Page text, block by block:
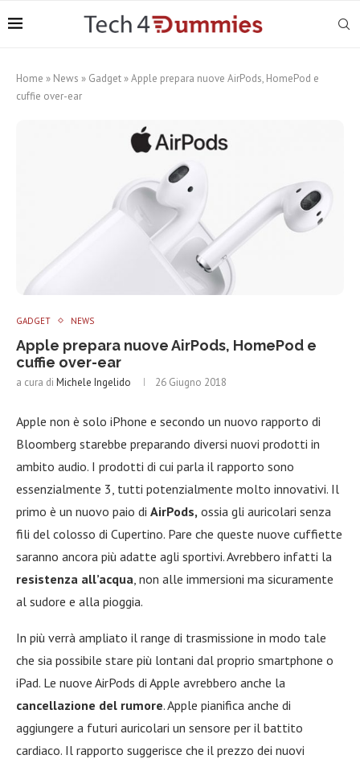
Home » News » Gadget »Apple prepara nuove AirPods, HomePod e
cuffie over-ear
GADGET NEWS
Apple prepara nuove AirPods, HomePod e
cuffie over-ear
a cura di Michele Ingelido 26 Giugno 2018
Apple non è solo iPhone e secondo un nuovo rapporto di
Bloomberg starebbe preparando diversi nuovi prodotti in
ambito audio. I prodotti di cui parla il rapporto sono
essenzialmente 3, tutti potenzialmente molto innovativi. Il
primo è un nuovo paio di AirPods, ossia gli auricolari senza
fili del colosso di Cupertino. Pare che queste nuove cuffiette
saranno ancora più adatte agli sportivi. Avrebbero infatti la
resistenza all’acqua , non alle immersioni ma sicuramente
al sudore e alla pioggia.
In più verrà ampliato il range di trasmissione in modo tale
che sia possibile stare più lontani dal proprio smartphone o
iPad. Le nuove AirPods di Apple avrebbero anche la
cancellazione del rumore. Apple pianifica anche di
aggiungere a futuri auricolari un sensore per il battito
cardiaco. Il rapporto suggerisce che il prezzo dei nuovi